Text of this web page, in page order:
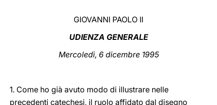
LATINE
GIOVANNI PAOLO II
UDIENZA GENERALE
Mercoledì, 6 dicembre 1995
1. Come ho già avuto modo di illustrare nelle
precedenti catechesi, il ruolo affidato dal disegno